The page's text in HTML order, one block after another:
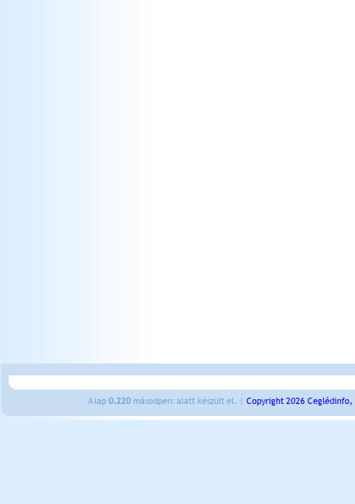
A lap 0.220 másodperc alatt készült el. | Copyright 2026